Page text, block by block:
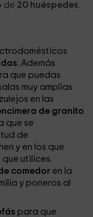
de 20 huéspedes.
. Además
que puedas
muy amplias
en las
de granito
que se
de
y en los que
utilices.
comedor en la
y poneros al
para que